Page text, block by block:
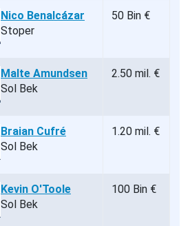
Nico Benalcázar
Stoper
50 Bin €
Malte Amundsen
Sol Bek
2.50 mil. €
Braian Cufré
Sol Bek
1.20 mil. €
Kevin O'Toole
Sol Bek
100 Bin €